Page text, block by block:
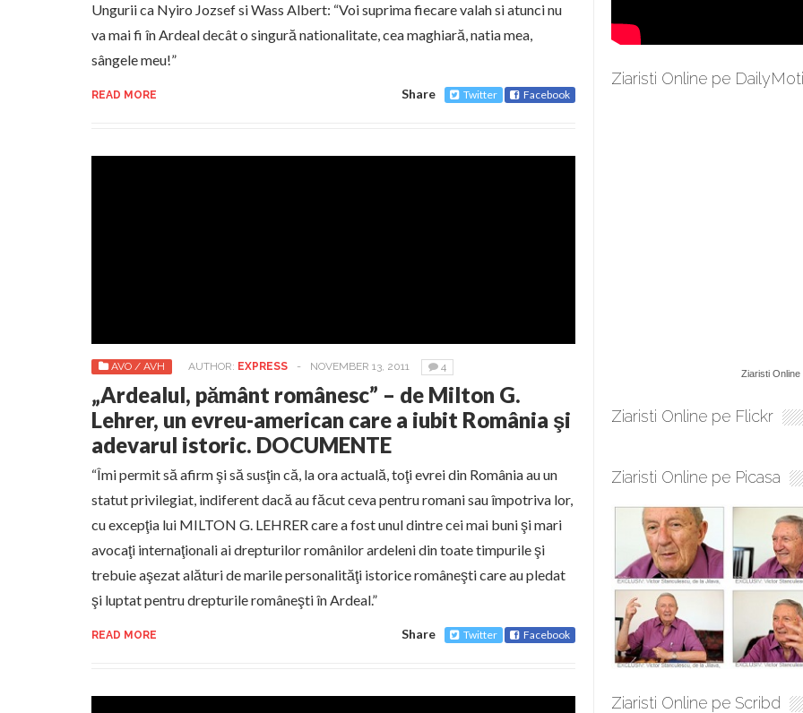
Ungurii ca Nyiro Jozsef si Wass Albert: “Voi suprima fiecare valah si atunci nu
va mai fi în Ardeal decât o singură nationalitate, cea maghiară, natia mea,
sângele meu!”
READ MORE Share Twitter Facebook
AVO / AVH AUTHOR: EXPRESS - NOVEMBER 13, 2011 4
„Ardealul, pământ românesc” – de Milton G.
Lehrer, un evreu-american care a iubit România şi
adevarul istoric. DOCUMENTE
“Îmi permit să afirm şi să susţin că, la ora actuală, toţi evrei din România au un
statut privilegiat, indiferent dacă au făcut ceva pentru romani sau împotriva lor,
cu excepţia lui MILTON G. LEHRER care a fost unul dintre cei mai buni şi mari
avocaţi internaţionali ai drepturilor românilor ardeleni din toate timpurile şi
trebuie aşezat alături de marile personalităţi istorice româneşti care au pledat
şi luptat pentru drepturile româneşti în Ardeal.”
READ MORE Share Twitter Facebook
Ziaristi Online pe
Ziaristi Online
Ziaristi Online pe Flickr
Ziaristi Online pe Picasa
Ziaristi Online pe Scribd